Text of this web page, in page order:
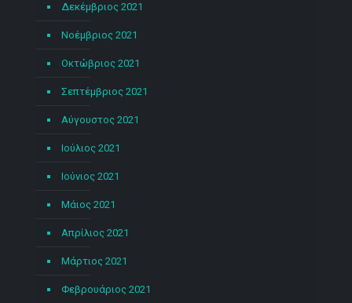
Δεκέμβριος 2021
Νοέμβριος 2021
Οκτώβριος 2021
Σεπτέμβριος 2021
Αύγουστος 2021
Ιούλιος 2021
Ιούνιος 2021
Μάιος 2021
Απρίλιος 2021
Μάρτιος 2021
Φεβρουάριος 2021